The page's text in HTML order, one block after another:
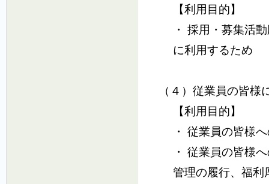
【利用目的】
・ 採用・募集活
に利用するため
（４）従業員の皆様
【利用目的】
・ 従業員の皆様
・ 従業員の皆様
管理の履行、福利